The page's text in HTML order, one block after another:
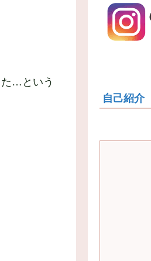
た…という
自己紹介